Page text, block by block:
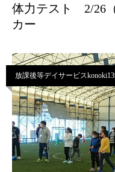
体力テスト 2/26
カー
放課後等デイサービス